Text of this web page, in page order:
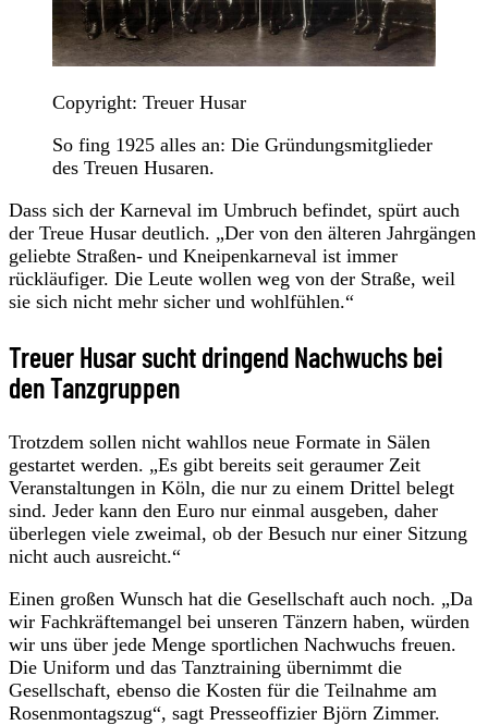
Copyright: Treuer Husar
So fing 1925 alles an: Die Gründungsmitglieder
des Treuen Husaren.
Dass sich der Karneval im Umbruch befindet, spürt auch
der Treue Husar deutlich. „Der von den älteren Jahrgängen
geliebte Straßen- und Kneipenkarneval ist immer
rückläufiger. Die Leute wollen weg von der Straße, weil
sie sich nicht mehr sicher und wohlfühlen.“
Treuer Husar sucht dringend Nachwuchs bei
den Tanzgruppen
Trotzdem sollen nicht wahllos neue Formate in Sälen
gestartet werden. „Es gibt bereits seit geraumer Zeit
Veranstaltungen in Köln, die nur zu einem Drittel belegt
sind. Jeder kann den Euro nur einmal ausgeben, daher
überlegen viele zweimal, ob der Besuch nur einer Sitzung
nicht auch ausreicht.“
Einen großen Wunsch hat die Gesellschaft auch noch. „Da
wir Fachkräftemangel bei unseren Tänzern haben, würden
wir uns über jede Menge sportlichen Nachwuchs freuen.
Die Uniform und das Tanztraining übernimmt die
Gesellschaft, ebenso die Kosten für die Teilnahme am
Rosenmontagszug“, sagt Presseoffizier Björn Zimmer.